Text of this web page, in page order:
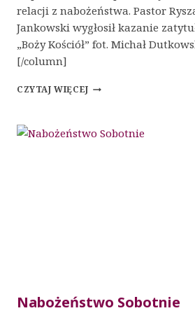
relacji z nabożeństwa. Pastor
Jankowski wygłosił kazanie
„Boży Kościół” fot. Michał
[/column]
CZYTAJ WIĘCEJNABOŻEŃSTWO
Nabożeństwo Sobotnie